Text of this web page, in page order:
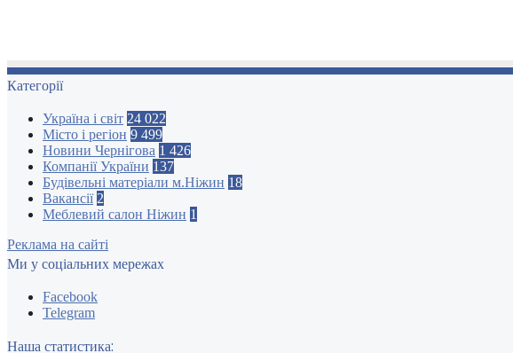
Категорії
Україна і світ 24 022
Місто і регіон 9 499
Новини Чернігова 1 426
Компанії України 137
Будівельні матеріали м.Ніжин 18
Вакансії 2
Меблевий салон Ніжин 1
Реклама на сайті
Ми у соціальних мережах
Facebook
Telegram
Наша статистика: